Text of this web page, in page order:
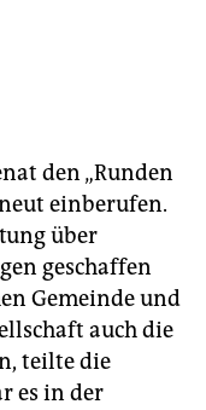
den „Runden
einberufen.
über
geschaffen
Gemeinde und
auch die
teilte die
es in der